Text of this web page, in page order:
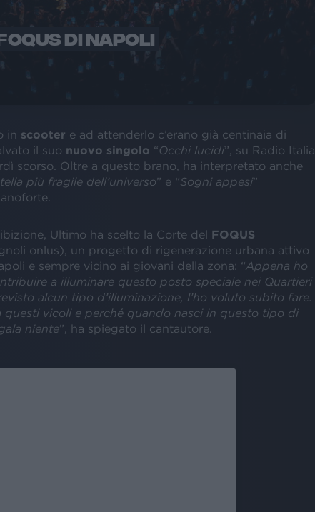
DI NAPOLI
in scooter e ad attenderlo c’erano già centinaia di
il suo nuovo singolo “Occhi lucidi”, su Radio Italia
scorso. Oltre a questo brano, ha interpretato anche
più fragile dell’universo” e “Sogni appesi”
Ultimo ha scelto la Corte del FOQUS
onlus), un progetto di rigenerazione urbana attivo
e sempre vicino ai giovani della zona: “Appena ho
a illuminare questo posto speciale nei Quartieri
alcun tipo d’illuminazione, l’ho voluto subito fare.
questi vicoli e perché quando nasci in questo tipo di
niente”, ha spiegato il cantautore.